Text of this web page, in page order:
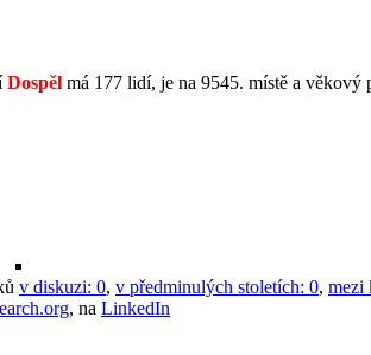
Dospěl má 177 lidí, je na 9545. místě a věkový
v diskuzi: 0, v předminulých stoletích: 0, mezi
, na LinkedIn